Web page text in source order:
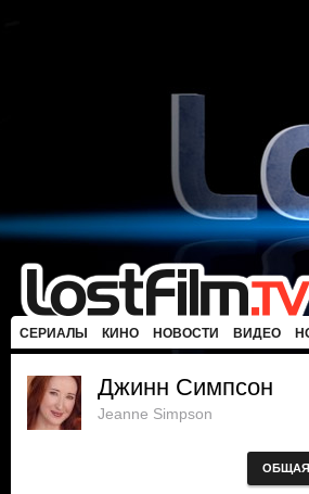
СЕРИАЛЫ КИНО НОВОСТИ ВИДЕО
Джинн Симпсон
Jeanne Simpson